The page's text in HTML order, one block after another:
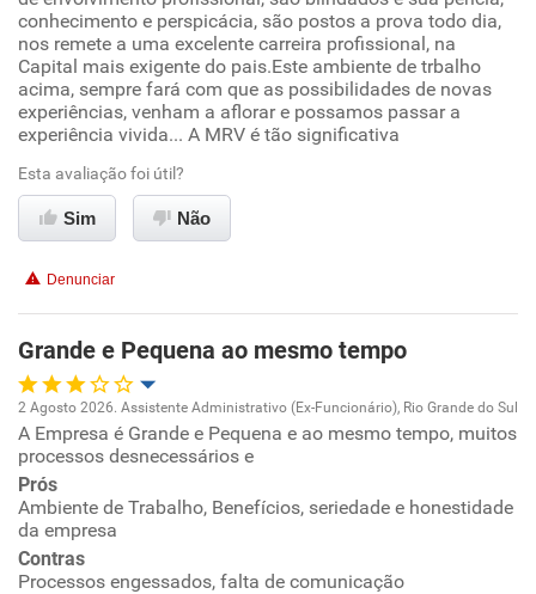
Ambiente de trabalho
Conciliação com a vida familiar
Benefícios
Recomenda esta empresa
Não recomenda a diretoria
conhecimento e perspicácia, são postos a prova todo dia,
nos remete a uma excelente carreira profissional, na
Capital mais exigente do pais.Este ambiente de trbalho
acima, sempre fará com que as possibilidades de novas
experiências, venham a aflorar e possamos passar a
experiência vivida... A MRV é tão significativa
Esta avaliação foi útil?
Sim Não
Denunciar
Grande e Pequena ao mesmo tempo
Oportunidade de promoção
Ambiente de trabalho
Conciliação com a vida familiar
2 Agosto 2026. Assistente Administrativo (Ex-Funcionário), Rio Grande do Sul
A Empresa é Grande e Pequena e ao mesmo tempo, muitos
processos desnecessários e
Prós
Ambiente de Trabalho, Benefícios, seriedade e honestidade
da empresa
Contras
Processos engessados, falta de comunicação